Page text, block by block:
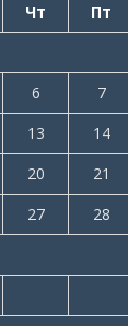
Чт Пт
6 7
13 14
20 21
27 28